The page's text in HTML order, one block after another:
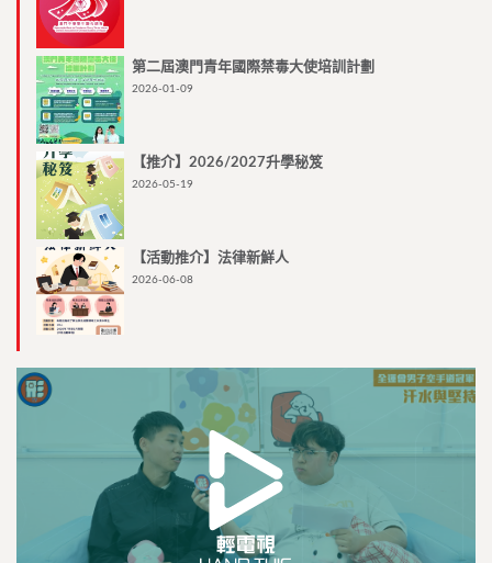
第二屆澳門青年國際禁毒大使培訓計劃
2026-01-09
【推介】2026/2027升學秘笈
2026-05-19
【活動推介】法律新鮮人
2026-06-08